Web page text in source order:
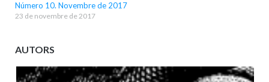
Número 10. Novembre de 2017
23 de novembre de 2017
AUTORS